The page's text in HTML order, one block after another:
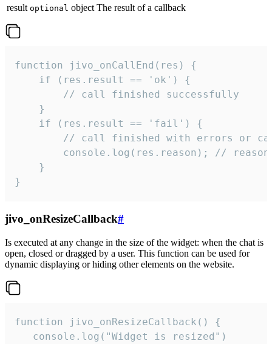
result optional object The result of a callback
function jivo_onCallEnd(res) {
    if (res.result == 'ok') {
        // call finished successfully
    }
    if (res.result == 'fail') {
// call finished with errors or
console.log(res.reason); //
    }
}
jivo_onResizeCallback#
Is executed at any change in the size of the widget: when the chat is
open, closed or dragged by a user. This function can be used for
dynamic displaying or hiding other elements on the website.
function jivo_onResizeCallback() {
   console.log("Widget is resized")